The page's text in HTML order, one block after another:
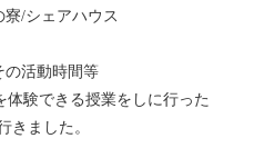
/シェアハウス
の活動時間等
験できる授業をしに行った
きました。